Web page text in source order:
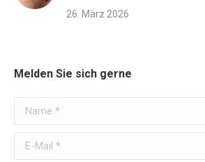
26. März 2026
Melden Sie sich gerne
Name *
E-Mail *